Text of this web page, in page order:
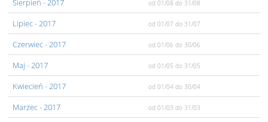
Sierpień - 2017 od 01/08 do 31/08
Lipiec- 2017 od 01/07 do 31/07
Czerwiec- 2017 od 01/06 do 30/06
Maj - 2017 od 01/05 do 31/05
Kwiecień - 2017 od 01/04 do 30/04
Marzec- 2017 od 01/03 do 31/03